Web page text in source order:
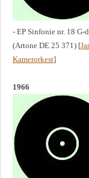
- EP Sinfonie nr. 18 G-
(Artone DE 25 371) [
Kamerorkest]
1966